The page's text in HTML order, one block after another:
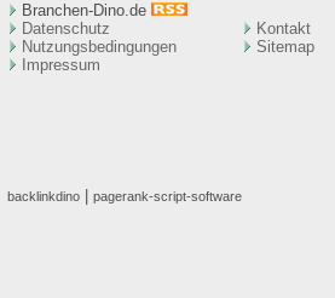
Branchen-Dino.de
Datenschutz
Nutzungsbedingungen
Impressum
Kontakt
Sitemap
backlinkdino pagerank-script-software